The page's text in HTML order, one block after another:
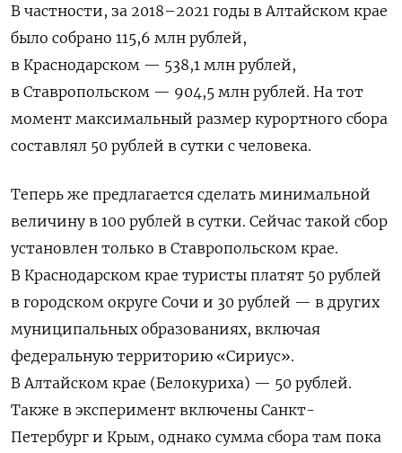
В частности, за 2018–2021 годы в Алтайском крае
было собрано 115,6 млн рублей,
в Краснодарском — 538,1 млн рублей,
в Ставропольском — 904,5 млн рублей. На тот
момент максимальный размер курортного сбора
составлял 50 рублей в сутки с человека.
Теперь же предлагается сделать минимальной
величину в 100 рублей в сутки. Сейчас такой сбор
установлен только в Ставропольском крае.
В Краснодарском крае туристы платят 50 рублей
в городском округе Сочи и 30 рублей — в других
муниципальных образованиях, включая
федеральную территорию «Сириус».
В Алтайском крае (Белокуриха) — 50 рублей.
Также в эксперимент включены Санкт-
Петербург и Крым, однако сумма сбора там пока